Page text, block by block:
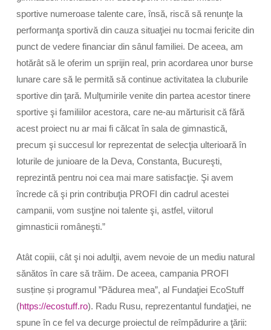
sportive numeroase talente care, însă, riscă să renunţe la
performanţa sportivă din cauza situaţiei nu tocmai fericite din
punct de vedere financiar din sânul familiei. De aceea, am
hotărât să le oferim un sprijin real, prin acordarea unor burse
lunare care să le permită să continue activitatea la cluburile
sportive din ţară. Mulţumirile venite din partea acestor tinere
sportive şi familiilor acestora, care ne-au mărturisit că fără
acest proiect nu ar mai fi călcat în sala de gimnastică,
precum şi succesul lor reprezentat de selecţia ulterioară în
loturile de junioare de la Deva, Constanta, Bucureşti,
reprezintă pentru noi cea mai mare satisfacţie. Şi avem
încrede că şi prin contribuţia PROFI din cadrul acestei
campanii, vom susţine noi talente şi, astfel, viitorul
gimnasticii româneşti.”
Atât copiii, cât şi noi adulţii, avem nevoie de un mediu natural
sănătos în care să trăim. De aceea, campania PROFI
susține și programul ”Pădurea mea”, al Fundaţiei EcoStuff
(https://ecostuff.ro). Radu Rusu, reprezentantul fundaţiei, ne
spune în ce fel va decurge proiectul de reîmpădurire a ţării: